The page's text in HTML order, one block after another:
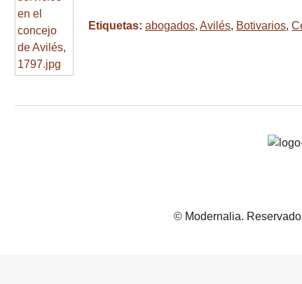
Etiquetas: abogados, Avilés, Botivarios,
© Modernalia.